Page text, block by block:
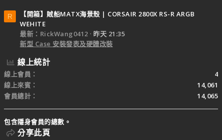
R
【開箱】賊船MATX海景殼 | CORSAIR 2800X RS-R ARGB
WEHITE
最新：RickWang0412
昨天 21:35
新型 Case 安裝發表及硬體改裝
線上統計
線上會員
4
線上來賓
14,061
會員總計
14,065
包含隱身會員的總數。
分享此頁